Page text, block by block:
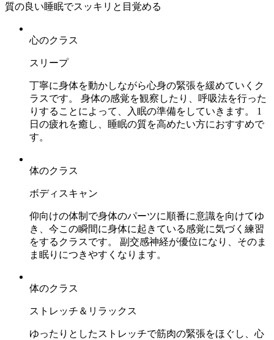
質の良い睡眠でスッキリと目覚める
心のクラス
スリープ
丁寧に身体を動かしながら心身の緊張を緩めていくク
ラスです。 身体の感覚を観察したり、呼吸法を行った
りすることによって、入眠の準備をしていきます。 1
日の疲れを癒し、睡眠の質を高めたい方におすすめで
す。
体のクラス
ボディスキャン
仰向けの体制で身体のパーツに順番に意識を向けてゆ
き、今この瞬間に身体に起きている感覚に気づく練習
をするクラスです。 副交感神経が優位になり、そのま
ま眠りにつきやすくなります。
体のクラス
ストレッチ＆リラックス
ゆったりとしたストレッチで筋肉の緊張をほぐし、心